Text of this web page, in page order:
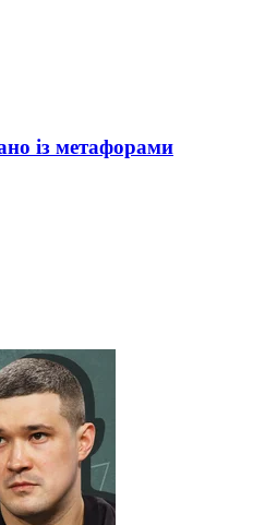
із метафорами